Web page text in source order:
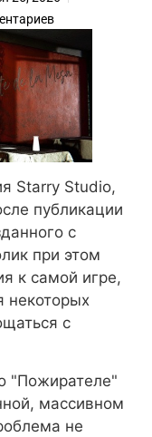
Starry Studio,
публикации
с
при этом
к самой игре,
некоторых
с
"Пожирателе"
массивном
не